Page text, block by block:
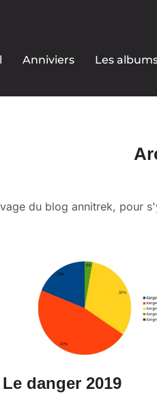
Anniviers Les
du blog annitrek, pour
Le danger 2019